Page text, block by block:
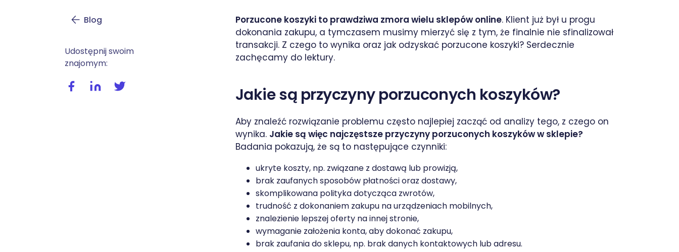
Blog
Udostępnij swoim
znajomym:
Udostępnij wpis na facebooku
Udostępnij wpis na linkedIn
Porzucone koszyki to prawdziwa zmora wielu sklepów online. Klient już był u progu
dokonania zakupu, a tymczasem musimy mierzyć się z tym, że finalnie nie sfinalizował
transakcji. Z czego to wynika oraz jak odzyskać porzucone koszyki? Serdecznie
zachęcamy do lektury.
Jakie są przyczyny porzuconych koszyków?
Aby znaleźć rozwiązanie problemu często najlepiej zacząć od analizy tego, z czego on
wynika. Jakie są więc najczęstsze przyczyny porzuconych koszyków w sklepie?
Badania pokazują, że są to następujące czynniki:
ukryte koszty, np. związane z dostawą lub prowizją,
brak zaufanych sposobów płatności oraz dostawy,
skomplikowana polityka dotycząca zwrotów,
trudność z dokonaniem zakupu na urządzeniach mobilnych,
znalezienie lepszej oferty na innej stronie,
wymaganie założenia konta, aby dokonać zakupu,
brak zaufania do sklepu, np. brak danych kontaktowych lub adresu.